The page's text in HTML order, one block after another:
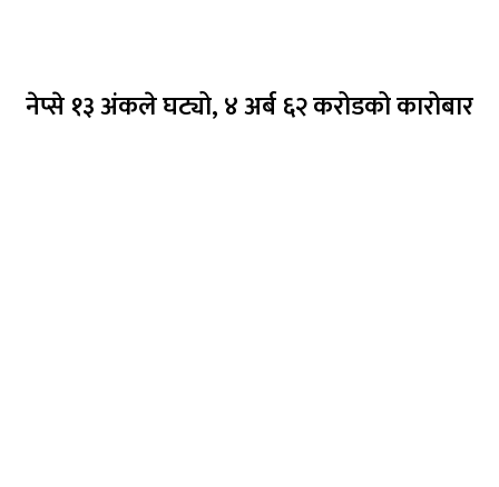
नेप्से १३ अंकले घट्यो, ४ अर्ब ६२ करोडको कारोबार